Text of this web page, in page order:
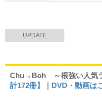
UPDATE
Chu→Boh ～根強い人気
計172冊】
DVD・動画は